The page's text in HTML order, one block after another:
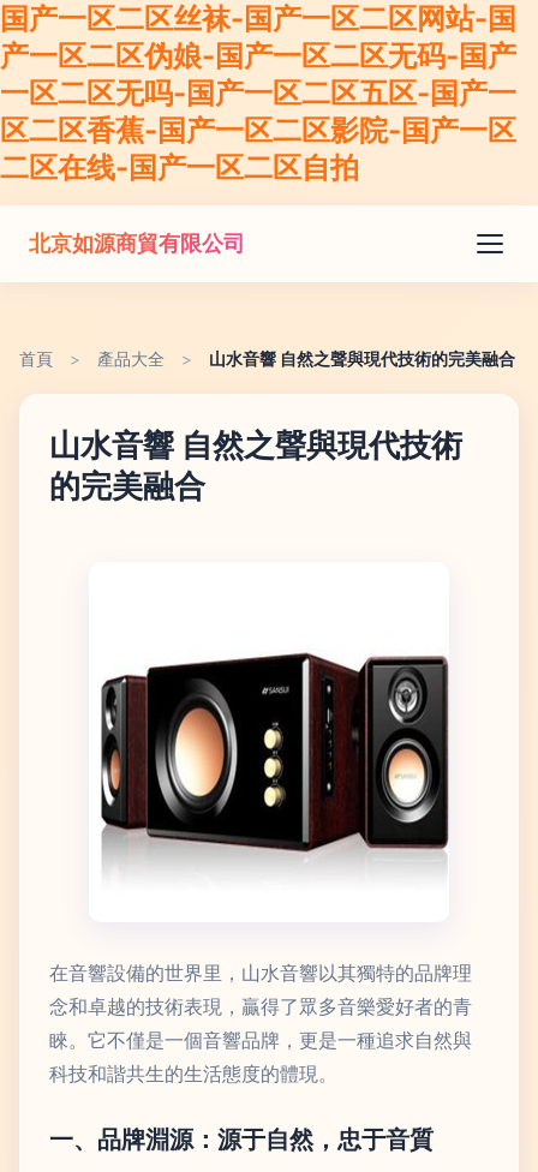
国产一区二区丝袜-国产一区二区网站-国
产一区二区伪娘-国产一区二区无码-国产
一区二区无吗-国产一区二区五区-国产一
区二区香蕉-国产一区二区影院-国产一区
二区在线-国产一区二区自拍
北京如源商貿有限公司
首頁 > 產品大全 > 山水音響 自然之聲與現代技術的完美融合
山水音響 自然之聲與現代技術
的完美融合
在音響設備的世界里，山水音響以其獨特的品牌理
念和卓越的技術表現，贏得了眾多音樂愛好者的青
睞。它不僅是一個音響品牌，更是一種追求自然與
科技和諧共生的生活態度的體現。
一、品牌淵源：源于自然，忠于音質